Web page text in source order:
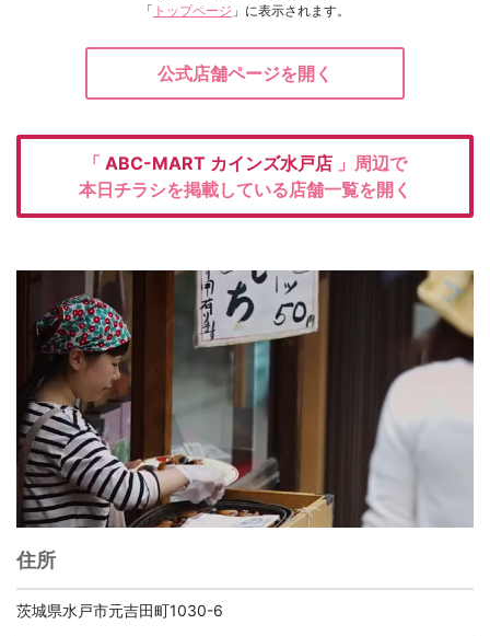
「 トップページ 」に表示されます。
公式店舗ページを開く
「 ABC-MART カインズ水戸店 」周辺で
本日チラシを掲載している店舗一覧を開く
住所
茨城県水戸市元吉田町1030-6